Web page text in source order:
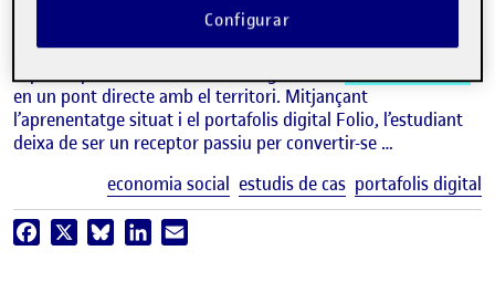
en un pont directe amb el territori. Mitjançant
l’aprenentatge situat i el portafolis digital Folio, l’estudiant
deixa de ser un receptor passiu per convertir-se …
economia social estudis de cas portafolis digital
Facebook BlueskyLinkedIn
Configurar